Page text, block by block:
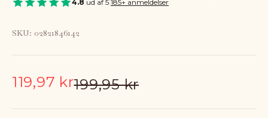
4.8 ud af 5|185+ anmeldelser
SKU: 02821846142
Sale price
119,97 krRegular price
199,95 kr